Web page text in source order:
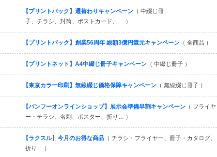
【プリントパック】週替わりキャンペーン （ 中綴じ冊
子、チラシ、封筒、ポストカード、… ）
【プリントパック】創業56周年 総額3億円還元キャンペーン （ 全商品 ）
【プリントネット】A4中綴じ冊子キャンペーン （ 中綴じ冊子 ）
【東京カラー印刷】無線綴じ価格保障キャンペーン （ 無線綴じ冊子 ）
【バンフーオンラインショップ】展示会準備早割キャンペーン （ フライヤ
ー・チラシ、名刺、ポスター、折り… ）
【ラクスル】今月のお得な商品 （ チラシ・フライヤー、冊子・カタログ、
折り… ）